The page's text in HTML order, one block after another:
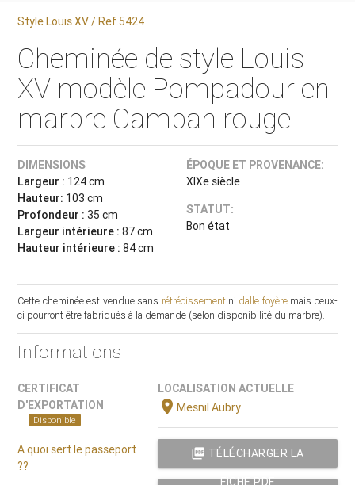
Style Louis XV / Ref.5424
Cheminée de style Louis
XV modèle Pompadour en
marbre Campan rouge
DIMENSIONS
Largeur : 124 cm
Hauteur: 103 cm
Profondeur : 35 cm
Largeur intérieure :87 cm
Hauteur intérieure :84 cm
ÉPOQUE ET PROVENANCE:
XIXe siècle
STATUT:
Bon état
Cette cheminée est vendue sans rétrécissementni dalle foyèremais ceux-
ci pourront être fabriqués à la demande (selon disponibilité du marbre).
Informations
CERTIFICAT
D'EXPORTATION
Disponible
A quoi sert le passeport
??
LOCALISATION ACTUELLE
location_onMesnil Aubry
picture_as_pdf TÉLÉCHARGER LA
FICHE PDF